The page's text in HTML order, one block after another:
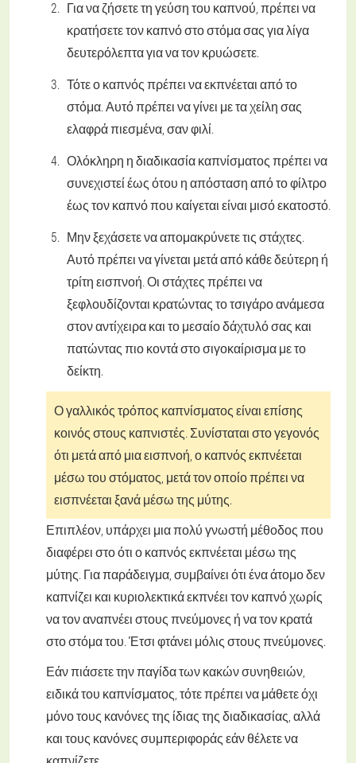
Για να ζήσετε τη γεύση του καπνού, πρέπει να
κρατήσετε τον καπνό στο στόμα σας για λίγα
δευτερόλεπτα για να τον κρυώσετε.
Τότε ο καπνός πρέπει να εκπνέεται από το
στόμα. Αυτό πρέπει να γίνει με τα χείλη σας
ελαφρά πιεσμένα, σαν φιλί.
Ολόκληρη η διαδικασία καπνίσματος πρέπει να
συνεχιστεί έως ότου η απόσταση από το φίλτρο
έως τον καπνό που καίγεται είναι μισό εκατοστό.
Μην ξεχάσετε να απομακρύνετε τις στάχτες.
Αυτό πρέπει να γίνεται μετά από κάθε δεύτερη ή
τρίτη εισπνοή. Οι στάχτες πρέπει να
ξεφλουδίζονται κρατώντας το τσιγάρο ανάμεσα
στον αντίχειρα και το μεσαίο δάχτυλό σας και
πατώντας πιο κοντά στο σιγοκαίρισμα με το
δείκτη.
Ο γαλλικός τρόπος καπνίσματος είναι επίσης
κοινός στους καπνιστές. Συνίσταται στο γεγονός
ότι μετά από μια εισπνοή, ο καπνός εκπνέεται
μέσω του στόματος, μετά τον οποίο πρέπει να
εισπνέεται ξανά μέσω της μύτης.
Επιπλέον, υπάρχει μια πολύ γνωστή μέθοδος που
διαφέρει στο ότι ο καπνός εκπνέεται μέσω της
μύτης. Για παράδειγμα, συμβαίνει ότι ένα άτομο δεν
καπνίζει και κυριολεκτικά εκπνέει τον καπνό χωρίς
να τον αναπνέει στους πνεύμονες ή να τον κρατά
στο στόμα του. Έτσι φτάνει μόλις στους πνεύμονες.
Εάν πιάσετε την παγίδα των κακών συνηθειών,
ειδικά του καπνίσματος, τότε πρέπει να μάθετε όχι
μόνο τους κανόνες της ίδιας της διαδικασίας, αλλά
και τους κανόνες συμπεριφοράς εάν θέλετε να